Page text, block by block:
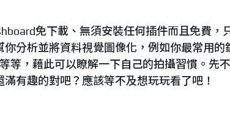
免下載、無須安裝任何插件而且免費，
你分析並將資料視覺圖像化，例如你最常用的
等，藉此可以瞭解一下自己的拍攝習慣。先
有趣的對吧？應該等不及想玩玩看了吧！